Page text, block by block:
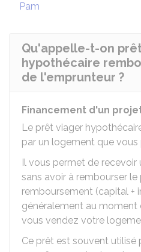
Pam
Qu'appelle-t-on
hypothécaire
de l'emprunteur ?
Financement d'un
Le prêt viager
par un logement que vous
Il vous permet de
sans avoir à rembourser
remboursement (capital +
généralement au moment
vous vendez votre
Ce prêt est souvent utilisé